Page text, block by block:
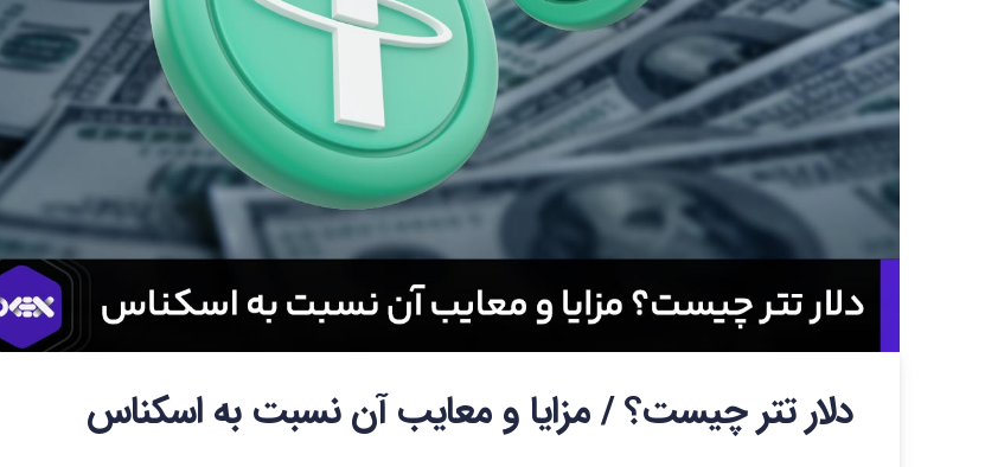
دلار تتر چیست؟ / مزایا و معایب آن نسبت به اسکناس